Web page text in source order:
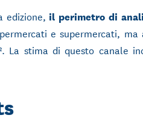
edizione,il perimetro di
e supermercati,
La stima di questo canale